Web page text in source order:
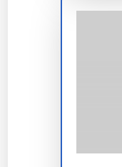
desenvolvimento
permite
integridade
Lembramos
em
pode
nossa equipe